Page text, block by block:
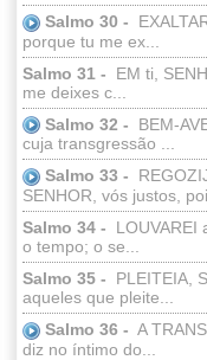
Salmo 30 -
porque tu me ex...
Salmo 31 -
EM ti,
me deixes c...
Salmo 32 -
BEM-
cuja transgressão ...
Salmo 33 -
SENHOR, vós justos,
Salmo 34 -
LOUVAREI
o tempo; o se...
Salmo 35 -
PLEITEIA,
aqueles que pleite...
Salmo 36 - A
diz no íntimo do...